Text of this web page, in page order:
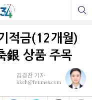
적금(12개월)
상품 주목
김경찬 기자
kkch@fntimes.com